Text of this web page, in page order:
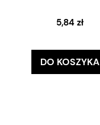
5,84 zł
DO KOSZYKA